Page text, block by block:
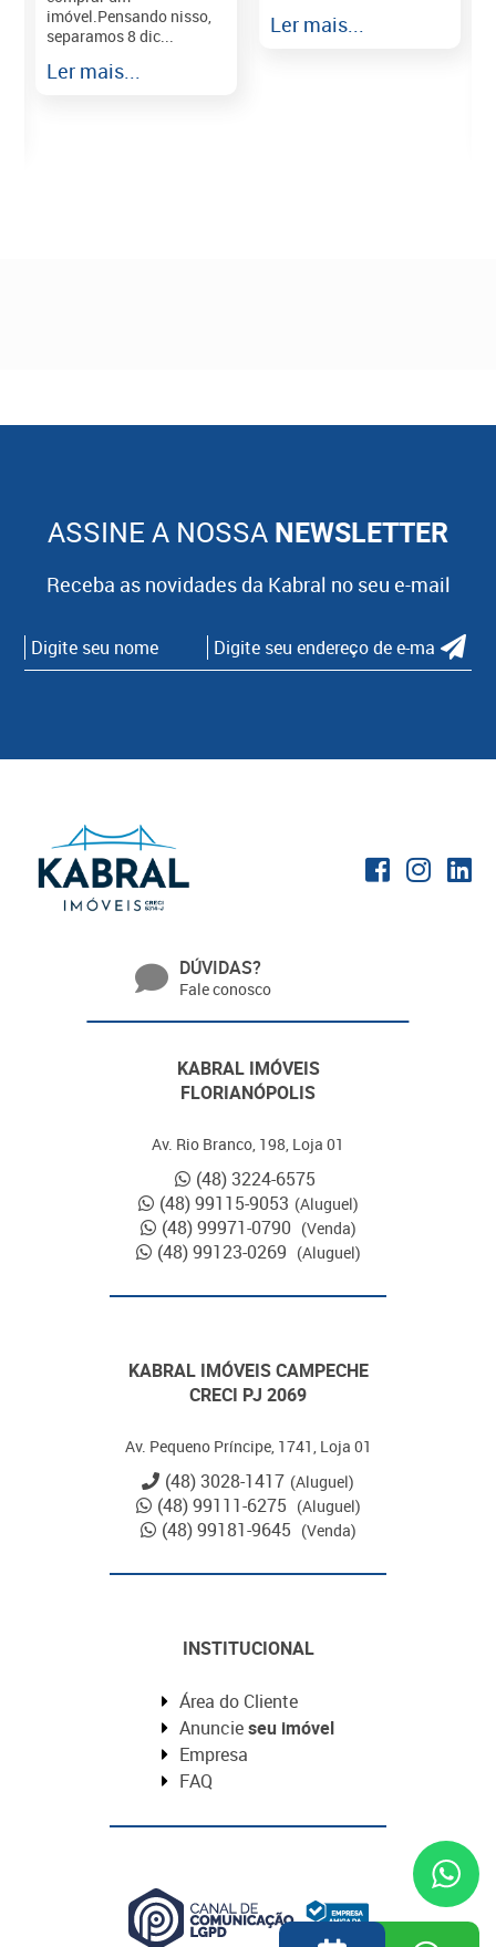
imóvel.Pensando nisso,
separamos 8 dic...
Ler mais...
Ler mais...
ASSINE A NOSSA NEWSLETTER
Receba as novidades da Kabral no seu e-mail
DÚVIDAS?
Fale conosco
KABRAL IMÓVEIS
FLORIANÓPOLIS
Av. Rio Branco, 198, Loja 01
(48) 3224-6575
(48) 99115-9053 (Aluguel)
(48) 99971-0790 (Venda)
(48) 99123-0269 (Aluguel)
KABRAL IMÓVEIS CAMPECHE
CRECI PJ 2069
Av. Pequeno Príncipe, 1741, Loja 01
(48) 3028-1417 (Aluguel)
(48) 99111-6275 (Aluguel)
(48) 99181-9645 (Venda)
INSTITUCIONAL
Área do Cliente
Anuncieseu imóvel
Empresa
FAQ